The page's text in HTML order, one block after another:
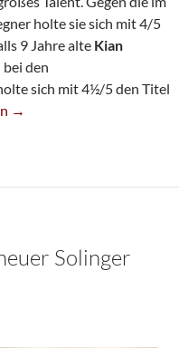
holte sie sich mit 4/5
9 Jahre alte Kian
den
sich mit 4½/5 den Titel
Neue Jugend-
→
Solinger